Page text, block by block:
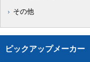
その他
ピックアップメーカー